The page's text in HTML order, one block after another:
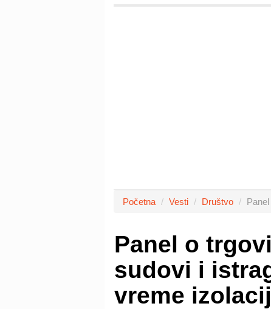
Početna Vesti Društvo
Panel o
sudovi i
vreme